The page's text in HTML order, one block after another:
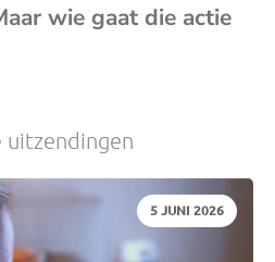
wie gaat die actie
uitzendingen
DATUM:
5 JUNI 2026